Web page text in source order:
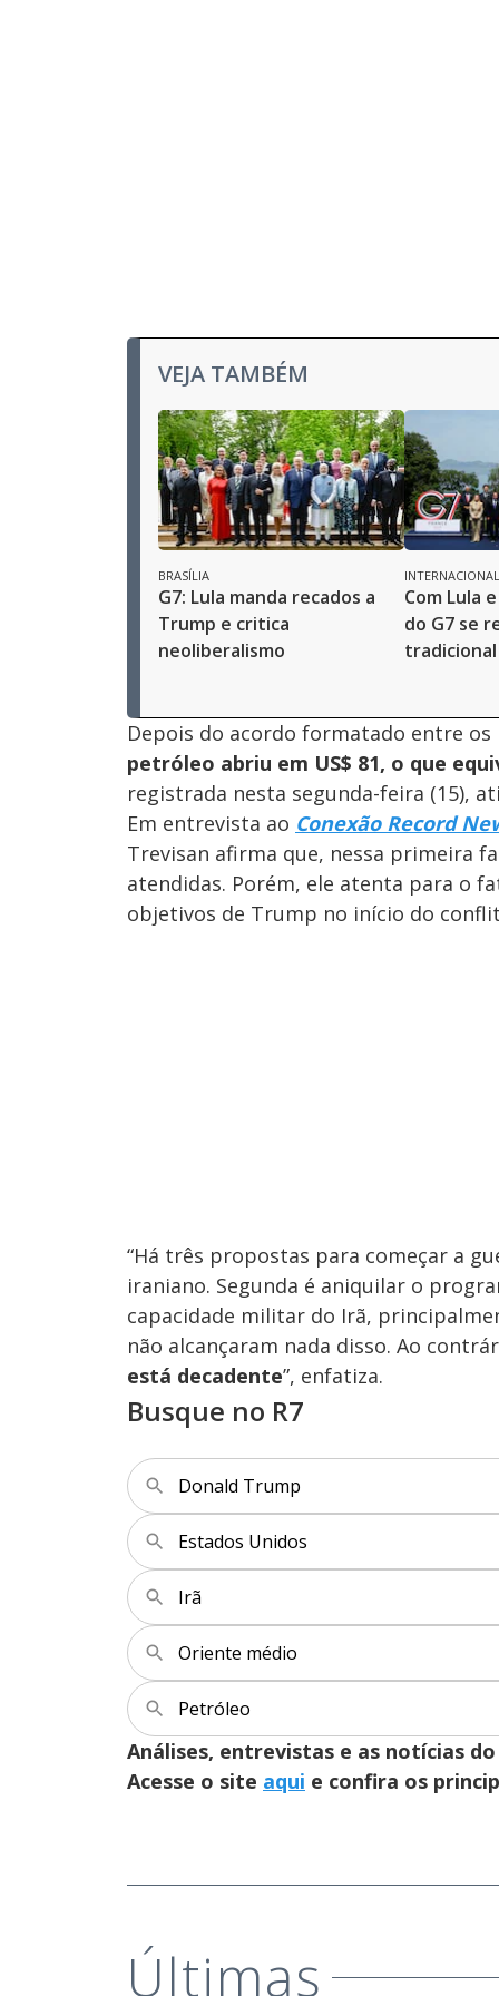
VEJA TAMBÉM
BRASÍLIA
G7: Lula manda recados a
Trump e critica
neoliberalismo
INTERNACIONAL
Com Lula
do G7 se
tradicional
Depois do acordo formatado entre
petróleo abriu em US$ 81, o que
registrada nesta segunda-feira (15),
Em entrevista ao Conexão Record
Trevisan afirma que, nessa primeira
atendidas. Porém, ele atenta para o
objetivos de Trump no início do
“Há três propostas para começar a
iraniano. Segunda é aniquilar o
capacidade militar do Irã,
não alcançaram nada disso. Ao
está decadente”, enfatiza.
Busque no R7
Donald Trump
Estados Unidos
Irã
Oriente médio
Petróleo
Análises, entrevistas e as notícias do
Acesse o site aqui e confira os
Últimas